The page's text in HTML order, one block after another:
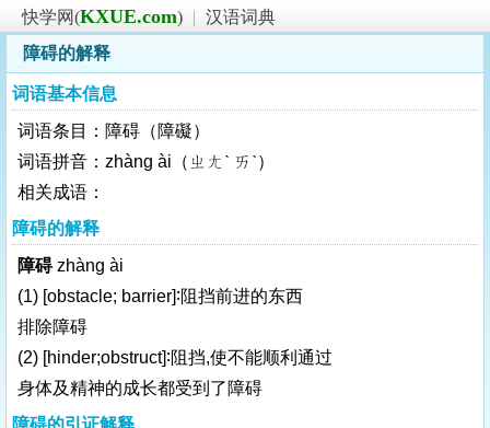
快学网(KXUE.com) | 汉语词典
障碍的解释
词语基本信息
词语条目：障碍（障礙）
词语拼音：zhàng ài（ㄓㄤˋ ㄞˋ）
相关成语：
障碍的解释
障碍 zhàng ài
(1) [obstacle; barrier]∶阻挡前进的东西
排除障碍
(2) [hinder;obstruct]∶阻挡,使不能顺利通过
身体及精神的成长都受到了障碍
障碍的引证解释